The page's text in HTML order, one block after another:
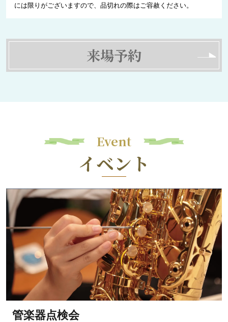
には限りがございますので、品切れの際はご容赦ください。
来場予約
Event
イベント
管楽器点検会